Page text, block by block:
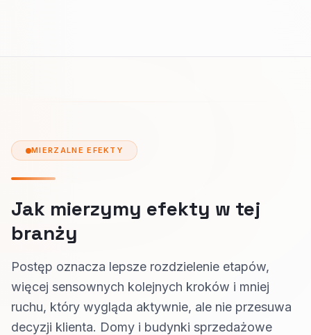
MIERZALNE EFEKTY
Jak mierzymy efekty w tej
branży
Postęp oznacza lepsze rozdzielenie etapów,
więcej sensownych kolejnych kroków i mniej
ruchu, który wygląda aktywnie, ale nie przesuwa
decyzji klienta. Domy i budynki sprzedażowe